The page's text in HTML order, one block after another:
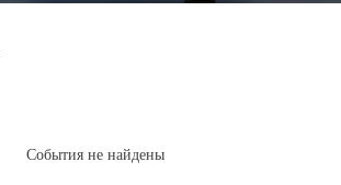
События не найдены